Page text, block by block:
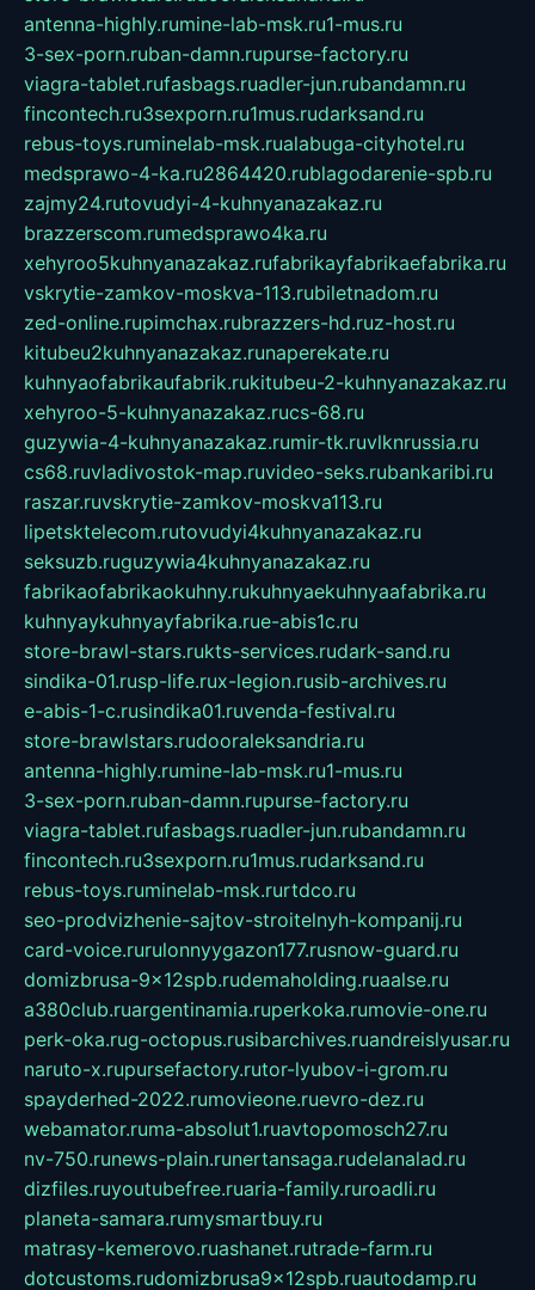
antenna-highly.rumine-lab-msk.ru1-mus.ru
3-sex-porn.ruban-damn.rupurse-factory.ru
viagra-tablet.rufasbags.ruadler-jun.rubandamn.ru
fincontech.ru3sexporn.ru1mus.rudarksand.ru
rebus-toys.ruminelab-msk.rualabuga-cityhotel.ru
medsprawo-4-ka.ru2864420.rublagodarenie-spb.ru
zajmy24.rutovudyi-4-kuhnyanazakaz.ru
brazzerscom.rumedsprawo4ka.ru
xehyroo5kuhnyanazakaz.rufabrikayfabrikaefabrika.ru
vskrytie-zamkov-moskva-113.rubiletnadom.ru
zed-online.rupimchax.rubrazzers-hd.ruz-host.ru
kitubeu2kuhnyanazakaz.runaperekate.ru
kuhnyaofabrikaufabrik.rukitubeu-2-kuhnyanazakaz.ru
xehyroo-5-kuhnyanazakaz.rucs-68.ru
guzywia-4-kuhnyanazakaz.rumir-tk.ruvlknrussia.ru
cs68.ruvladivostok-map.ruvideo-seks.rubankaribi.ru
raszar.ruvskrytie-zamkov-moskva113.ru
lipetsktelecom.rutovudyi4kuhnyanazakaz.ru
seksuzb.ruguzywia4kuhnyanazakaz.ru
fabrikaofabrikaokuhny.rukuhnyaekuhnyaafabrika.ru
kuhnyaykuhnyayfabrika.rue-abis1c.ru
store-brawl-stars.rukts-services.rudark-sand.ru
sindika-01.rusp-life.rux-legion.rusib-archives.ru
e-abis-1-c.rusindika01.ruvenda-festival.ru
store-brawlstars.rudooraleksandria.ru
antenna-highly.rumine-lab-msk.ru1-mus.ru
3-sex-porn.ruban-damn.rupurse-factory.ru
viagra-tablet.rufasbags.ruadler-jun.rubandamn.ru
fincontech.ru3sexporn.ru1mus.rudarksand.ru
rebus-toys.ruminelab-msk.rurtdco.ru
seo-prodvizhenie-sajtov-stroitelnyh-kompanij.ru
card-voice.rurulonnyygazon177.rusnow-guard.ru
domizbrusa-9x12spb.rudemaholding.ruaalse.ru
a380club.ruargentinamia.ruperkoka.rumovie-one.ru
perk-oka.rug-octopus.rusibarchives.ruandreislyusar.ru
naruto-x.rupursefactory.rutor-lyubov-i-grom.ru
spayderhed-2022.rumovieone.ruevro-dez.ru
webamator.ruma-absolut1.ruavtopomosch27.ru
nv-750.runews-plain.runertansaga.rudelanalad.ru
dizfiles.ruyoutubefree.ruaria-family.ruroadli.ru
planeta-samara.rumysmartbuy.ru
matrasy-kemerovo.ruashanet.rutrade-farm.ru
dotcustoms.rudomizbrusa9x12spb.ruautodamp.ru